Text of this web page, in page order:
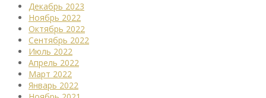
Декабрь 2023
Ноябрь 2022
Октябрь 2022
Сентябрь 2022
Июль 2022
Апрель 2022
Март 2022
Январь 2022